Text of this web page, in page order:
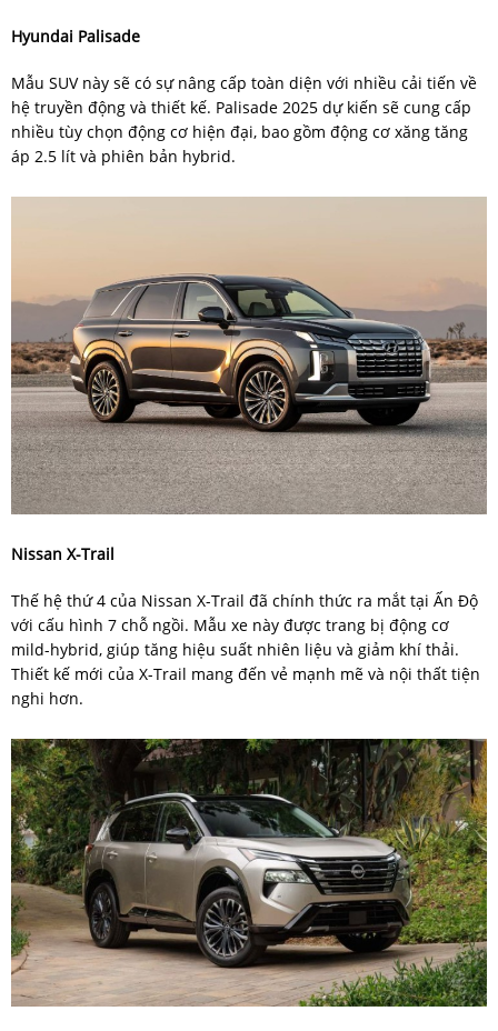
Hyundai Palisade
Mẫu SUV này sẽ có sự nâng cấp toàn diện với nhiều cải tiến về
hệ truyền động và thiết kế. Palisade 2025 dự kiến sẽ cung cấp
nhiều tùy chọn động cơ hiện đại, bao gồm động cơ xăng tăng
áp 2.5 lít và phiên bản hybrid.
Nissan X-Trail
Thế hệ thứ 4 của Nissan X-Trail đã chính thức ra mắt tại Ấn Độ
với cấu hình 7 chỗ ngồi. Mẫu xe này được trang bị động cơ
mild-hybrid, giúp tăng hiệu suất nhiên liệu và giảm khí thải.
Thiết kế mới của X-Trail mang đến vẻ mạnh mẽ và nội thất tiện
nghi hơn.